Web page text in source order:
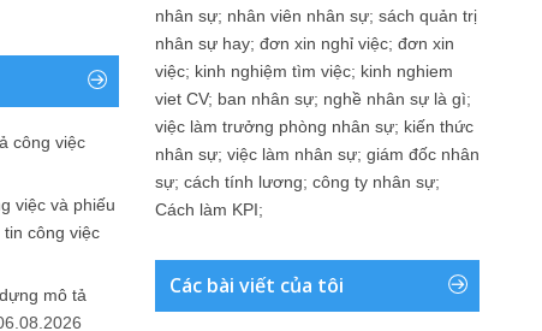
công việc
việc và phiếu
công việc
mô tả
nhân sự; nhân viên nhân sự; sách quản trị
nhân sự hay; đơn xin nghỉ việc; đơn xin
việc; kinh nghiệm tìm việc; kinh nghiem
viet CV; ban nhân sự; nghề nhân sự là gì;
việc làm trưởng phòng nhân sự; kiến thức
nhân sự; việc làm nhân sự; giám đốc nhân
sự; cách tính lương; công ty nhân sự;
Cách làm KPI;
Các bài viết của tôi